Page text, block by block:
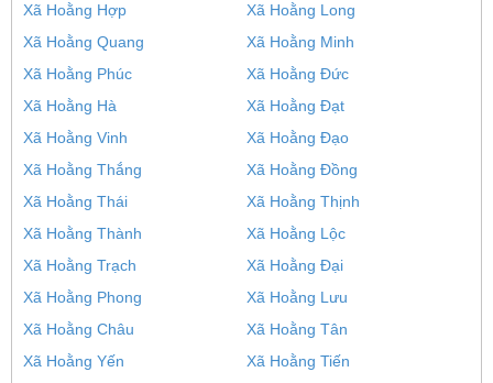
Xã Hoằng Hợp
Xã Hoằng Long
Xã Hoằng Quang
Xã Hoằng Minh
Xã Hoằng Phúc
Xã Hoằng Đức
Xã Hoằng Hà
Xã Hoằng Đạt
Xã Hoằng Vinh
Xã Hoằng Đạo
Xã Hoằng Thắng
Xã Hoằng Đồng
Xã Hoằng Thái
Xã Hoằng Thịnh
Xã Hoằng Thành
Xã Hoằng Lộc
Xã Hoằng Trạch
Xã Hoằng Đại
Xã Hoằng Phong
Xã Hoằng Lưu
Xã Hoằng Châu
Xã Hoằng Tân
Xã Hoằng Yến
Xã Hoằng Tiến